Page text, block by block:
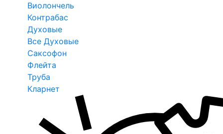
Виолончель
Контрабас
Духовые
Все Духовые
Саксофон
Флейта
Труба
Кларнет